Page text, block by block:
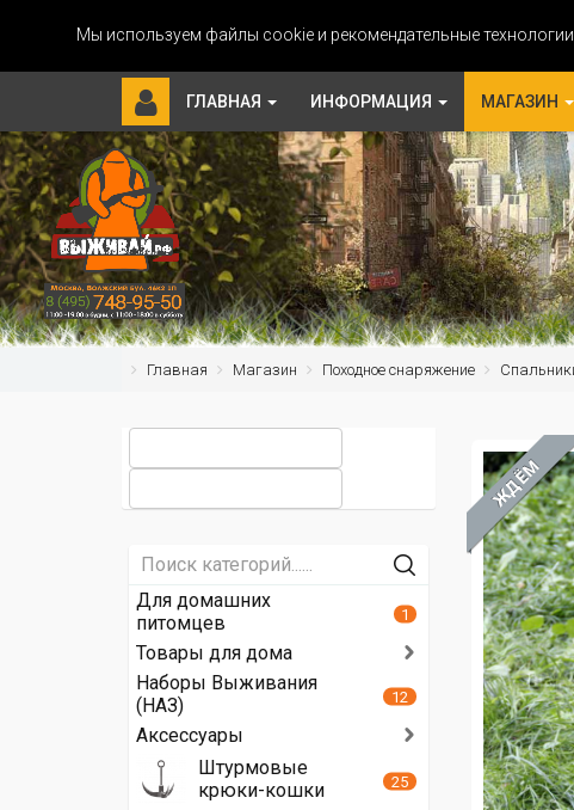
Мы используем файлы cookie и рекомендательные
ГЛАВНАЯ ИНФОРМАЦИЯ МАГАЗИН
Главная Магазин Походное снаряжение
ЖДЁМ
Для домашних
питомцев
1
Товары для дома
Наборы Выживания
(НАЗ)
12
Аксессуары
Штурмовые
крюки-кошки
25